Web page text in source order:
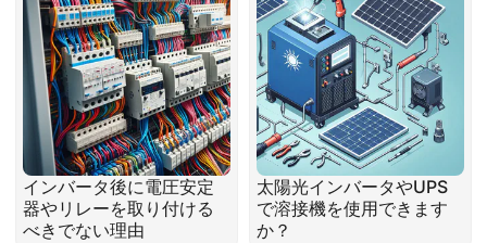
インバータ後に電圧安定
器やリレーを取り付ける
べきでない理由
太陽光インバータやUPS
で溶接機を使用できます
か？